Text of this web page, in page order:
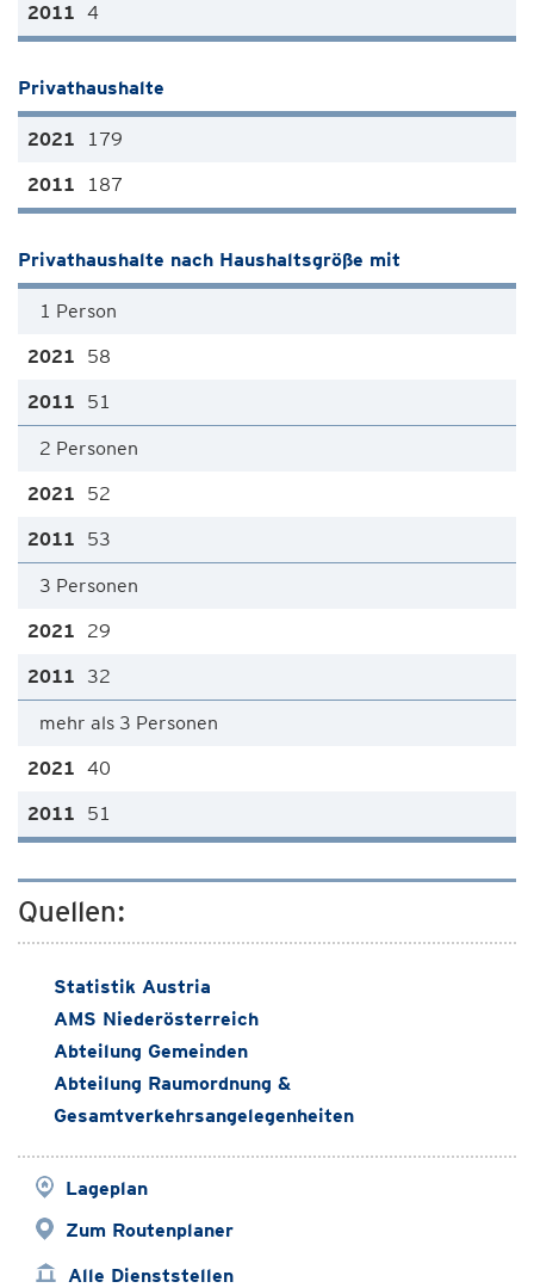
4
Privathaushalte
179
187
Privathaushalte nach Haushaltsgröße mit
1 Person
58
51
2 Personen
52
53
3 Personen
29
32
mehr als 3 Personen
40
51
Quellen:
Statistik Austria
AMS Niederösterreich
Abteilung Gemeinden
Abteilung Raumordnung &
Gesamtverkehrsangelegenheiten
Lageplan
Zum Routenplaner
Alle Dienststellen